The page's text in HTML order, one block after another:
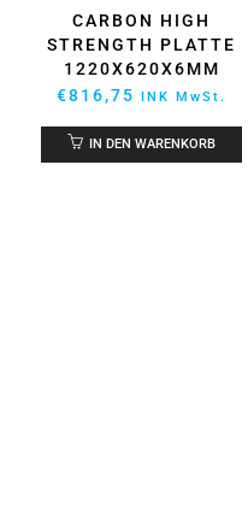
CARBON HIGH
STRENGTH PLATTE
1220X620X6MM
€816,75 INK MwSt.
IN DEN WARENKORB